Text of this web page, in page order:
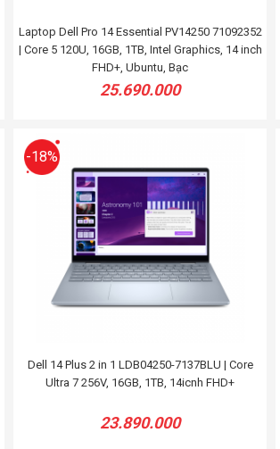
Laptop Dell Pro 14 Essential PV14250 71092352
| Core 5 120U, 16GB, 1TB, Intel Graphics, 14 inch
FHD+, Ubuntu, Bạc
25.690.000
Dell 14 Plus 2 in 1 LDB04250-7137BLU | Core
Ultra 7 256V, 16GB, 1TB, 14icnh FHD+
23.890.000
-18%